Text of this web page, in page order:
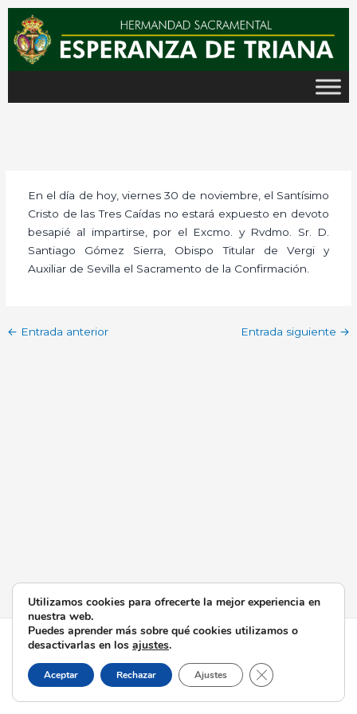
contenido
En el día de hoy, viernes 30 de noviembre, el Santísimo
Cristo de las Tres Caídas no estará expuesto en devoto
besapié al impartirse, por el Excmo. y Rvdmo. Sr. D.
Santiago Gómez Sierra, Obispo Titular de Vergi y
Auxiliar de Sevilla el Sacramento de la Confirmación.
← Entrada anterior Entrada siguiente →
Todos los derechos © 2026 Esperanza de Triana | Funciona
gracias aTema Astra para WordPress
Utilizamos cookies para ofrecerte la mejor experiencia en
nuestra web.
Puedes aprender más sobre qué cookies utilizamos o
desactivarlas en los ajustes.
Aceptar Rechazar Ajustes Cerrar el banner